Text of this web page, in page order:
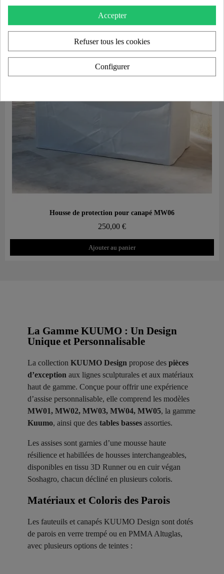
Aperçu rapide
Housse de protection pour canapé MW06
250,00 €
Ajouter au panier
La Gamme KUUMO : Un Design
Unique et Personnalisable
La collection KUUMO Design propose des pièces
d’exception aux lignes sculpturales et aux matériaux
haut de gamme. Conçue pour offrir une expérience
d’assise personnalisable, elle comprend les modèles
MW01, MW02, MW03, MW04, MW05, la gamme
Kuumo, ainsi que des tables basses assorties.
Les assises sont garnies d’une mousse haute
résilience et habillées de housses interchangeables,
disponibles en tissu 3D Runner ou en cuir végan
Soshagro, chacun décliné en plusieurs coloris.
Matériaux et Coloris des Parois ​
Les fauteuils et canapés KUUMO Design sont dotés
de parois en verre trempé ou en PMMA Altuglas,
avec plusieurs options de teintes :
Accepter
Refuser tous les cookies
Configurer